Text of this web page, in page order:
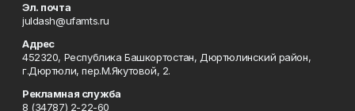
Эл. почта
juldash@ufamts.ru
Адрес
452320, Республика Башкортостан, Дюртюлинский район,
г.Дюртюли, пер.М.Якутовой, 2.
Рекламная служба
8 (34787) 2-22-60